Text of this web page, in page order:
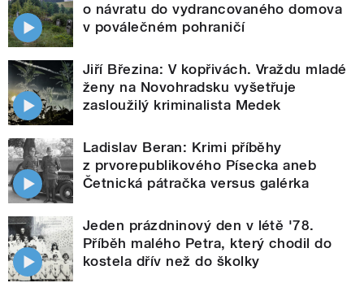
o návratu do vydrancovaného domova
v poválečném pohraničí
Jiří Březina: V kopřivách. Vraždu mladé
ženy na Novohradsku vyšetřuje
zasloužilý kriminalista Medek
Ladislav Beran: Krimi příběhy
z prvorepublikového Písecka aneb
Četnická pátračka versus galérka
Jeden prázdninový den v létě '78.
Příběh malého Petra, který chodil do
kostela dřív než do školky